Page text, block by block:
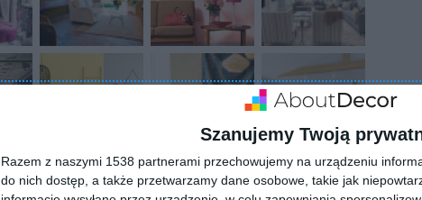
Szanujemy Twoją
Razem z naszymi 1538 partnerami przechowujemy na urządzeniu
do nich dostęp, a także przetwarzamy dane osobowe, takie jak